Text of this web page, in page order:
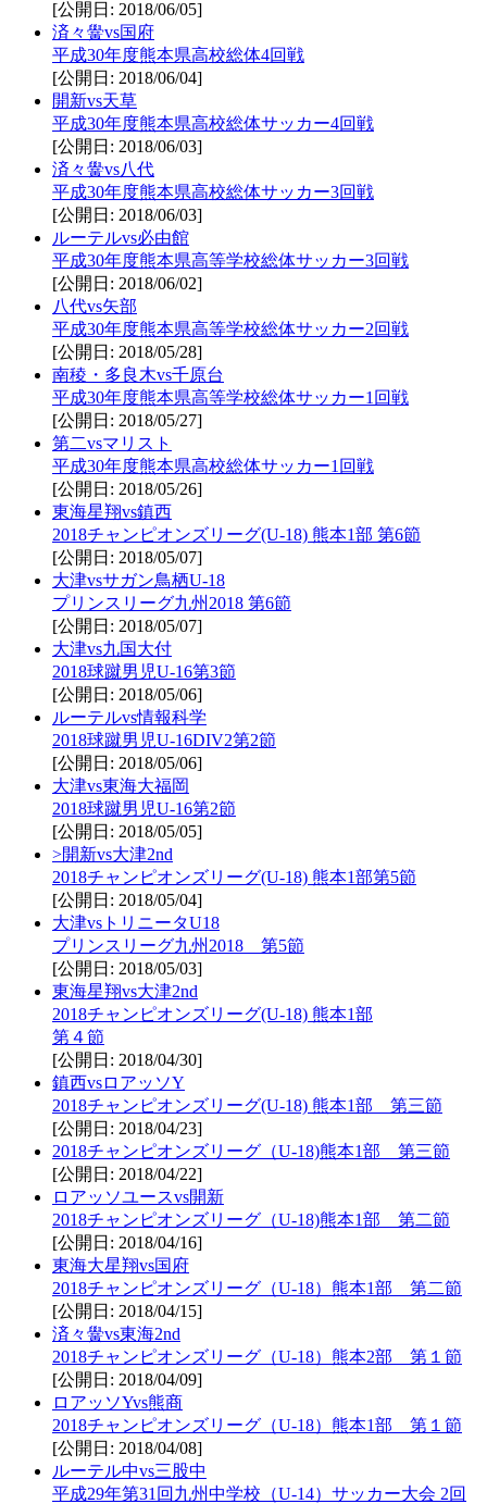
[公開日: 2018/06/05]
済々黌vs国府
平成30年度熊本県高校総体4回戦
[公開日: 2018/06/04]
開新vs天草
平成30年度熊本県高校総体サッカー4回戦
[公開日: 2018/06/03]
済々黌vs八代
平成30年度熊本県高校総体サッカー3回戦
[公開日: 2018/06/03]
ルーテルvs必由館
平成30年度熊本県高等学校総体サッカー3回戦
[公開日: 2018/06/02]
八代vs矢部
平成30年度熊本県高等学校総体サッカー2回戦
[公開日: 2018/05/28]
南稜・多良木vs千原台
平成30年度熊本県高等学校総体サッカー1回戦
[公開日: 2018/05/27]
第二vsマリスト
平成30年度熊本県高校総体サッカー1回戦
[公開日: 2018/05/26]
東海星翔vs鎮西
2018チャンピオンズリーグ(U-18) 熊本1部 第6節
[公開日: 2018/05/07]
大津vsサガン鳥栖U-18
プリンスリーグ九州2018 第6節
[公開日: 2018/05/07]
大津vs九国大付
2018球蹴男児U-16第3節
[公開日: 2018/05/06]
ルーテルvs情報科学
2018球蹴男児U-16DIV2第2節
[公開日: 2018/05/06]
大津vs東海大福岡
2018球蹴男児U-16第2節
[公開日: 2018/05/05]
>開新vs大津2nd
2018チャンピオンズリーグ(U-18) 熊本1部第5節
[公開日: 2018/05/04]
大津vsトリニータU18
プリンスリーグ九州2018 第5節
[公開日: 2018/05/03]
東海星翔vs大津2nd
2018チャンピオンズリーグ(U-18) 熊本1部
第４節
[公開日: 2018/04/30]
鎮西vsロアッソY
2018チャンピオンズリーグ(U-18) 熊本1部 第三節
[公開日: 2018/04/23]
2018チャンピオンズリーグ（U-18)熊本1部 第三節
[公開日: 2018/04/22]
ロアッソユースvs開新
2018チャンピオンズリーグ（U-18)熊本1部 第二節
[公開日: 2018/04/16]
東海大星翔vs国府
2018チャンピオンズリーグ（U-18）熊本1部 第二節
[公開日: 2018/04/15]
済々黌vs東海2nd
2018チャンピオンズリーグ（U-18）熊本2部 第１節
[公開日: 2018/04/09]
ロアッソYvs熊商
2018チャンピオンズリーグ（U-18）熊本1部 第１節
[公開日: 2018/04/08]
ルーテル中vs三股中
平成29年第31回九州中学校（U-14）サッカー大会 2回